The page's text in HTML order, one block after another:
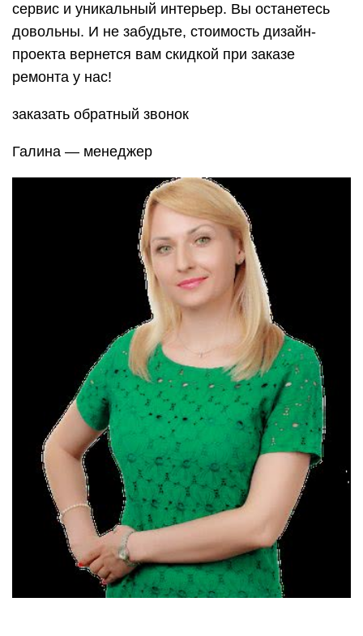
сервис и уникальный интерьер. Вы останетесь
довольны. И не забудьте, стоимость дизайн-
проекта вернется вам скидкой при заказе
ремонта у нас!
заказать обратный звонок
Галина — менеджер